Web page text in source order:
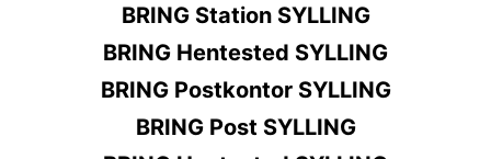
BRING Station SYLLING
BRING Hentested SYLLING
BRING Postkontor SYLLING
BRING Post SYLLING